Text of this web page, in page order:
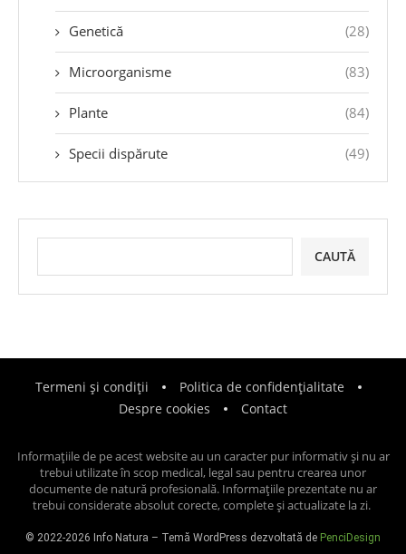
Genetică (28)
Microorganisme (83)
Plante (84)
Specii dispărute (49)
CAUTĂ
Termeni și condiții
Politica de confidențialitate
Despre cookies
Contact
Informațiile de pe acest website au un caracter pur informativ și nu ar
trebui utilizate în scop medical, legal sau pentru crearea unor
documente de natură profesională. Informațiile prezentate nu ar
trebui considerate absolut corecte, complete și actualizate la zi.
© 2022-2026 Info Natura – Temă WordPress dezvoltată de PenciDesign